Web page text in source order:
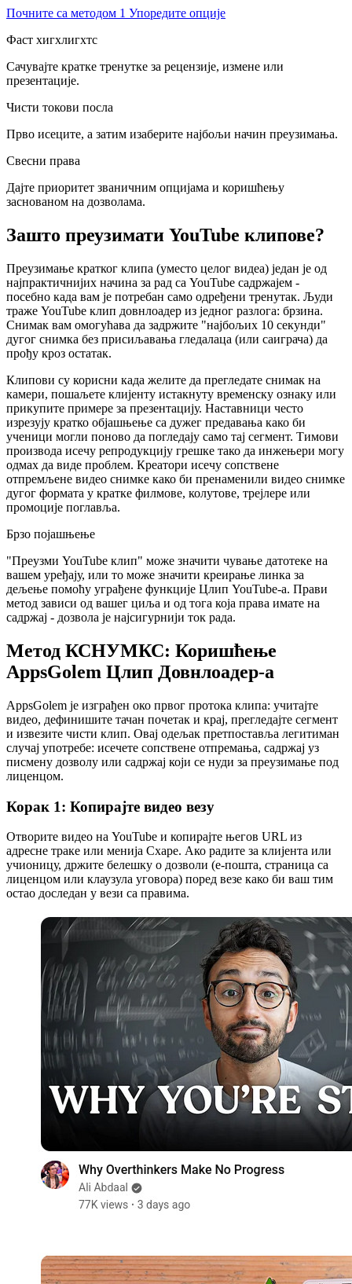
Почните са методом 1 Упоредите опције
Фаст хигхлигхтс
Сачувајте кратке тренутке за рецензије, измене или
презентације.
Чисти токови посла
Прво исеците, а затим изаберите најбољи начин преузимања.
Свесни права
Дајте приоритет званичним опцијама и коришћењу
заснованом на дозволама.
Зашто преузимати YouTube клипове?
Преузимање кратког клипа (уместо целог видеа) један је од
најпрактичнијих начина за рад са YouTube садржајем -
посебно када вам је потребан само одређени тренутак. Људи
траже YouTube клип довнлоадер из једног разлога: брзина.
Снимак вам омогућава да задржите "најбољих 10 секунди"
дугог снимка без присиљавања гледалаца (или саиграча) да
прођу кроз остатак.
Клипови су корисни када желите да прегледате снимак на
камери, пошаљете клијенту истакнуту временску ознаку или
прикупите примере за презентацију. Наставници често
изрезују кратко објашњење са дужег предавања како би
ученици могли поново да погледају само тај сегмент. Тимови
производа исечу репродукцију грешке тако да инжењери могу
одмах да виде проблем. Креатори исечу сопствене
отпремљене видео снимке како би пренаменили видео снимке
дугог формата у кратке филмове, колутове, трејлере или
промоције поглавља.
Брзо појашњење
"Преузми YouTube клип" може значити чување датотеке на
вашем уређају, или то може значити креирање линка за
дељење помоћу уграђене функције Цлип YouTube-а. Прави
метод зависи од вашег циља и од тога која права имате на
садржај - дозвола је најсигурнији ток рада.
Метод КСНУМКС: Коришћење
AppsGolem Цлип Довнлоадер-а
AppsGolem је изграђен око првог протока клипа: учитајте
видео, дефинишите тачан почетак и крај, прегледајте сегмент
и извезите чисти клип. Овај одељак претпоставља легитиман
случај употребе: исечете сопствене отпремања, садржај уз
писмену дозволу или садржај који се нуди за преузимање под
лиценцом.
Корак 1: Копирајте видео везу
Отворите видео на YouTube и копирајте његов URL из
адресне траке или менија Схаре. Ако радите за клијента или
учионицу, држите белешку о дозволи (е-пошта, страница са
лиценцом или клаузула уговора) поред везе како би ваш тим
остао доследан у вези са правима.